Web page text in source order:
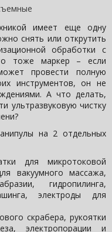
имеет еще одну
снять или открутить
обработки с
тоже маркер – если
провести полную
инструментов, он не
А что делать,
ультразвуковую чистку
на 2 отдельных
для микротоковой
вакуумного массажа,
гидропилинга,
электроды для
скрабера, рукоятки
электропорации и